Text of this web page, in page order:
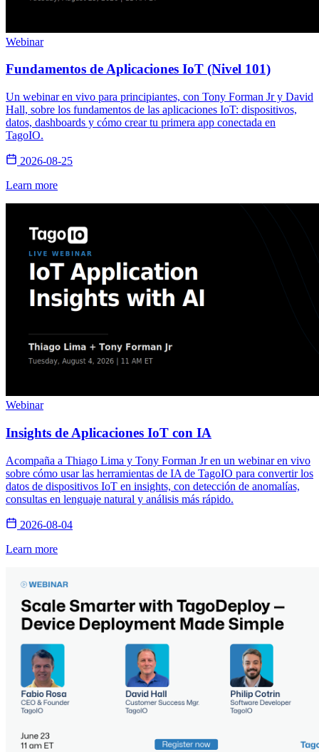
Webinar
Fundamentos de Aplicaciones IoT (Nivel 101)
Un webinar en vivo para principiantes, con Tony Forman Jr y David
Hall, sobre los fundamentos de las aplicaciones IoT: dispositivos,
datos, dashboards y cómo crear tu primera app conectada en
TagoIO.
2026-08-25
Learn more
Webinar
Insights de Aplicaciones IoT con IA
Acompaña a Thiago Lima y Tony Forman Jr en un webinar en vivo
sobre cómo usar las herramientas de IA de TagoIO para convertir los
datos de dispositivos IoT en insights, con detección de anomalías,
consultas en lenguaje natural y análisis más rápido.
2026-08-04
Learn more